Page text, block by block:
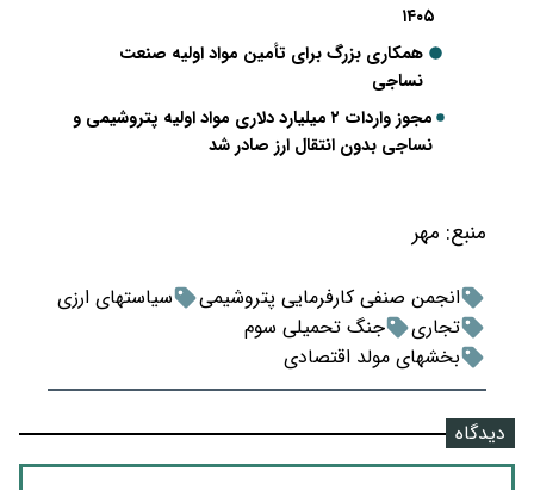
۱۴۰۵
همکاری بزرگ برای تأمین مواد اولیه صنعت
نساجی
مجوز واردات ۲ میلیارد دلاری مواد اولیه پتروشیمی و
نساجی بدون انتقال ارز صادر شد
منبع: مهر
انجمن صنفی کارفرمایی پتروشیمی
سیاستهای ارزی
تجاری
جنگ تحمیلی سوم
بخشهای مولد اقتصادی
دیدگاه